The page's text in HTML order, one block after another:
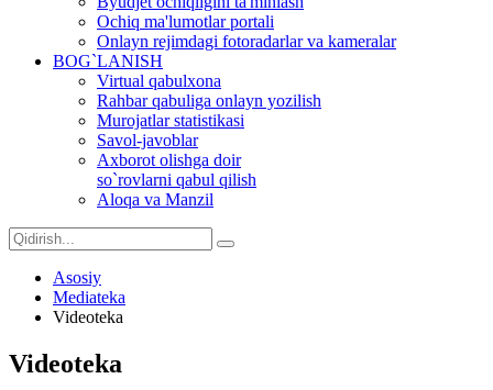
Ochiq ma'lumotlar portali
Onlayn rejimdagi fotoradarlar va kameralar
BOG`LANISH
Virtual qabulxona
Rahbar qabuliga onlayn yozilish
Murojatlar statistikasi
Savol-javoblar
Axborot olishga doir
so`rovlarni qabul qilish
Aloqa va Manzil
Asosiy
Mediateka
Videoteka
Videoteka